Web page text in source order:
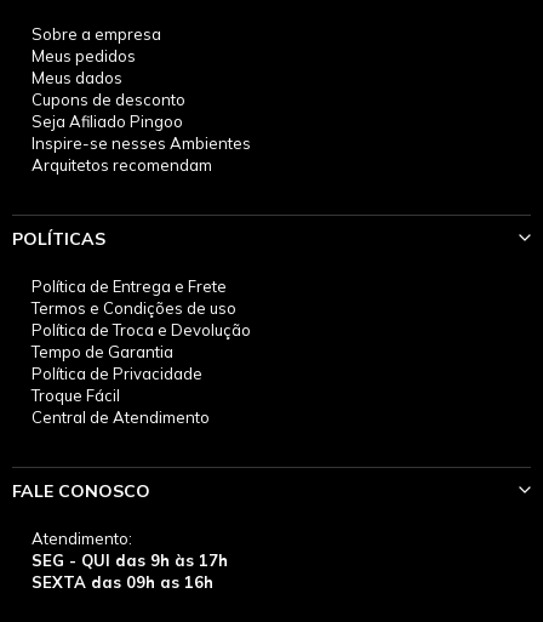
Sobre a empresa
Meus pedidos
Meus dados
Cupons de desconto
Seja Afiliado Pingoo
Inspire-se nesses Ambientes
Arquitetos recomendam
POLÍTICAS
Política de Entrega e Frete
Termos e Condições de uso
Política de Troca e Devolução
Tempo de Garantia
Política de Privacidade
Troque Fácil
Central de Atendimento
FALE CONOSCO
Atendimento:
SEG - QUI das 9h às 17h
SEXTA das 09h as 16h